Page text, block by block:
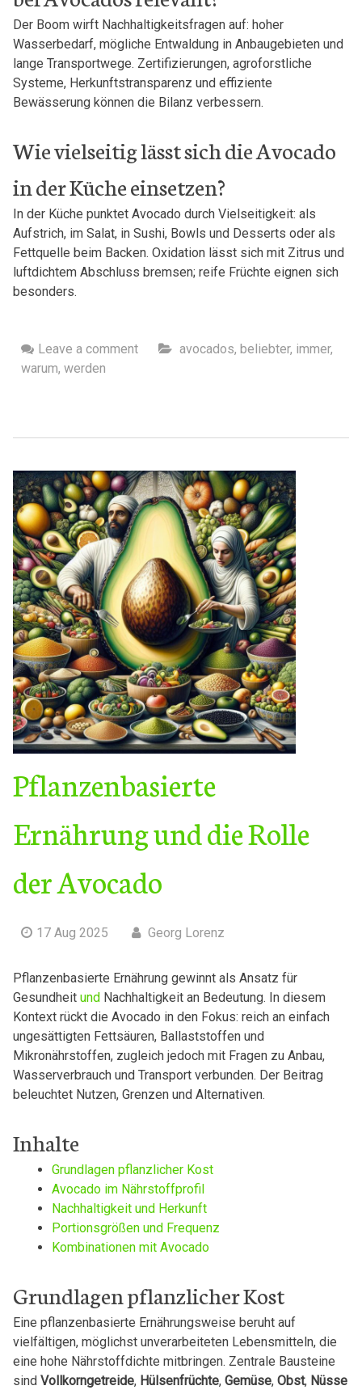
Der Boom wirft Nachhaltigkeitsfragen auf: hoher
Wasserbedarf, mögliche Entwaldung in Anbaugebieten und
lange Transportwege. Zertifizierungen, agroforstliche
Systeme, Herkunftstransparenz und effiziente
Bewässerung können die Bilanz verbessern.
Wie vielseitig lässt sich die Avocado
in der Küche einsetzen?
In der Küche punktet Avocado durch Vielseitigkeit: als
Aufstrich, im Salat, in Sushi, Bowls und Desserts oder als
Fettquelle beim Backen. Oxidation lässt sich mit Zitrus und
luftdichtem Abschluss bremsen; reife Früchte eignen sich
besonders.
Leave a comment avocados, beliebter, immer,
warum, werden
Pflanzenbasierte
Ernährung und die Rolle
der Avocado
17 Aug 2025 Georg Lorenz
Pflanzenbasierte Ernährung gewinnt als Ansatz für
Gesundheit undNachhaltigkeit an Bedeutung. In diesem
Kontext rückt die Avocado in den Fokus: reich an einfach
ungesättigten Fettsäuren, Ballaststoffen und
Mikronährstoffen, zugleich jedoch mit Fragen zu Anbau,
Wasserverbrauch und Transport verbunden. Der Beitrag
beleuchtet Nutzen, Grenzen und Alternativen.
Inhalte
Grundlagen pflanzlicher Kost
Avocado im Nährstoffprofil
Nachhaltigkeit und Herkunft
Portionsgrößen und Frequenz
Kombinationen mit Avocado
Grundlagen pflanzlicher Kost
Eine pflanzenbasierte Ernährungsweise beruht auf
vielfältigen, möglichst unverarbeiteten Lebensmitteln, die
eine hohe Nährstoffdichte mitbringen. Zentrale Bausteine
sind Vollkorngetreide, Hülsenfrüchte, Gemüse, Obst, Nüsse